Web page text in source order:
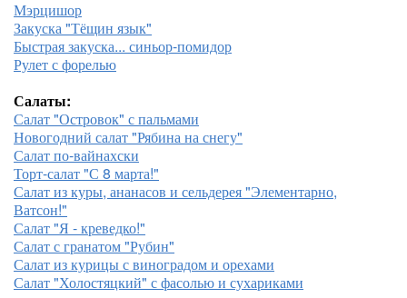
Мэрцишор
Закуска "Тёщин язык"
Быстрая закуска... синьор-помидор
Рулет с форелью
Салаты:
Салат "Островок" с пальмами
Новогодний салат "Рябина на снегу"
Салат по-вайнахски
Торт-салат "С 8 марта!"
Салат из куры, ананасов и сельдерея "Элементарно,
Ватсон!"
Салат "Я - креведко!"
Салат с гранатом "Рубин"
Салат из курицы с виноградом и орехами
Салат "Холостяцкий" с фасолью и сухариками